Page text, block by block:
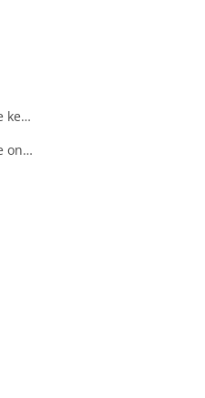
Kandideeri.ee CV -de keskus
Kandideeri.ee CV -de online süsteem